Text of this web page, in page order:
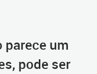
parece um
pode ser